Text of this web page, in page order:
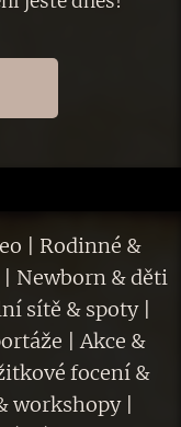
| Rodinné &
Newborn & děti
sítě & spoty |
| Akce &
focení &
workshopy |